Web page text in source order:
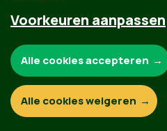
Voorkeuren aanpassen
Functionele en analytische cookies:
Alle cookies accepteren
Alle cookies weigeren